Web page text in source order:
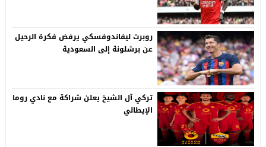
روبرت ليفاندوفسكي يرفض فكرة الرحيل
عن برشلونة إلى السعودية
تركي آل الشيخ يعلن شراكة مع نادي روما
الإيطالي